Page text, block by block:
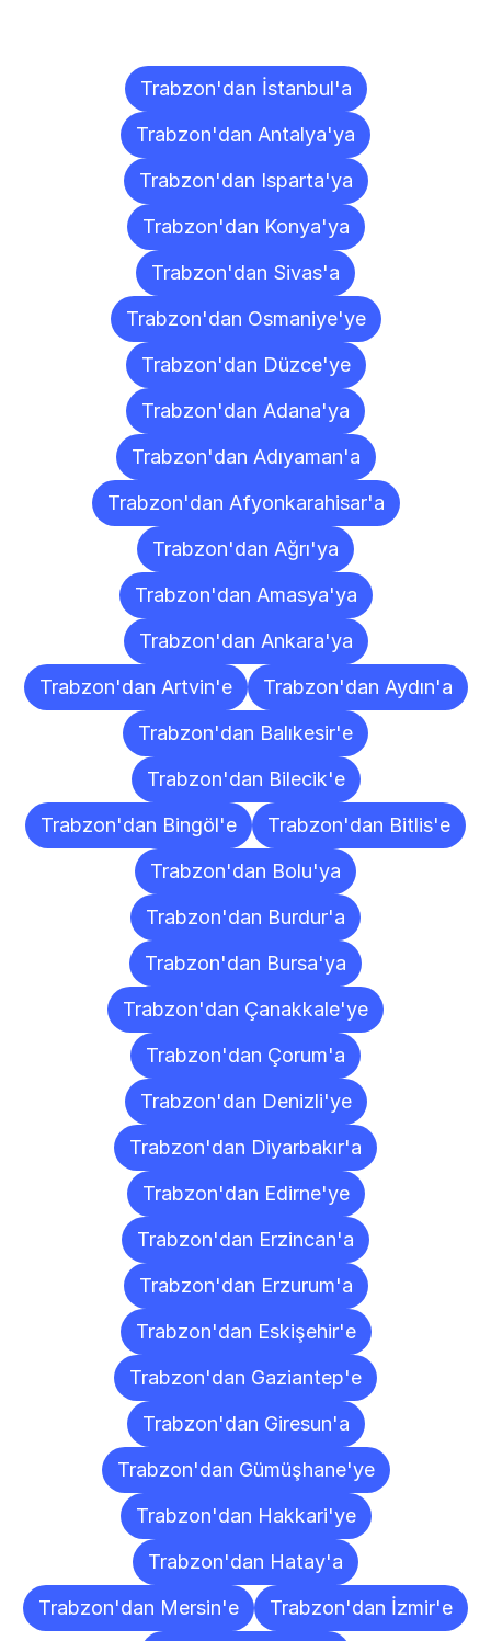
Trabzon'dan İstanbul'a
Trabzon'dan Antalya'ya
Trabzon'dan Isparta'ya
Trabzon'dan Konya'ya
Trabzon'dan Sivas'a
Trabzon'dan Osmaniye'ye
Trabzon'dan Düzce'ye
Trabzon'dan Adana'ya
Trabzon'dan Adıyaman'a
Trabzon'dan Afyonkarahisar'a
Trabzon'dan Ağrı'ya
Trabzon'dan Amasya'ya
Trabzon'dan Ankara'ya
Trabzon'dan Artvin'e
Trabzon'dan Aydın'a
Trabzon'dan Balıkesir'e
Trabzon'dan Bilecik'e
Trabzon'dan Bingöl'e
Trabzon'dan Bitlis'e
Trabzon'dan Bolu'ya
Trabzon'dan Burdur'a
Trabzon'dan Bursa'ya
Trabzon'dan Çanakkale'ye
Trabzon'dan Çorum'a
Trabzon'dan Denizli'ye
Trabzon'dan Diyarbakır'a
Trabzon'dan Edirne'ye
Trabzon'dan Erzincan'a
Trabzon'dan Erzurum'a
Trabzon'dan Eskişehir'e
Trabzon'dan Gaziantep'e
Trabzon'dan Giresun'a
Trabzon'dan Gümüşhane'ye
Trabzon'dan Hakkari'ye
Trabzon'dan Hatay'a
Trabzon'dan Mersin'e
Trabzon'dan İzmir'e